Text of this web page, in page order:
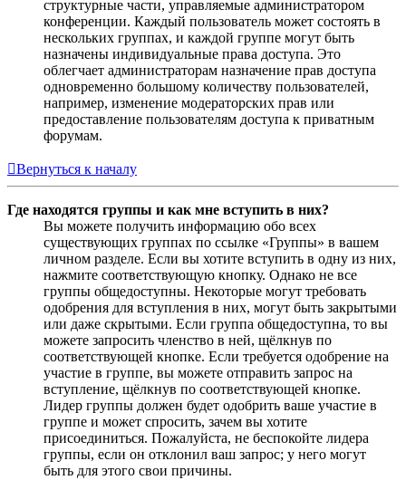
структурные части, управляемые администратором
конференции. Каждый пользователь может состоять в
нескольких группах, и каждой группе могут быть
назначены индивидуальные права доступа. Это
облегчает администраторам назначение прав доступа
одновременно большому количеству пользователей,
например, изменение модераторских прав или
предоставление пользователям доступа к приватным
форумам.
Вернуться к началу
Где находятся группы и как мне вступить в них?
Вы можете получить информацию обо всех
существующих группах по ссылке «Группы» в вашем
личном разделе. Если вы хотите вступить в одну из них,
нажмите соответствующую кнопку. Однако не все
группы общедоступны. Некоторые могут требовать
одобрения для вступления в них, могут быть закрытыми
или даже скрытыми. Если группа общедоступна, то вы
можете запросить членство в ней, щёлкнув по
соответствующей кнопке. Если требуется одобрение на
участие в группе, вы можете отправить запрос на
вступление, щёлкнув по соответствующей кнопке.
Лидер группы должен будет одобрить ваше участие в
группе и может спросить, зачем вы хотите
присоединиться. Пожалуйста, не беспокойте лидера
группы, если он отклонил ваш запрос; у него могут
быть для этого свои причины.